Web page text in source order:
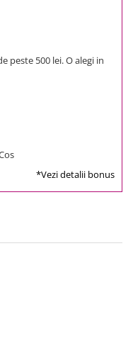
peste 500 lei. O alegi in
*Vezi detalii bonus